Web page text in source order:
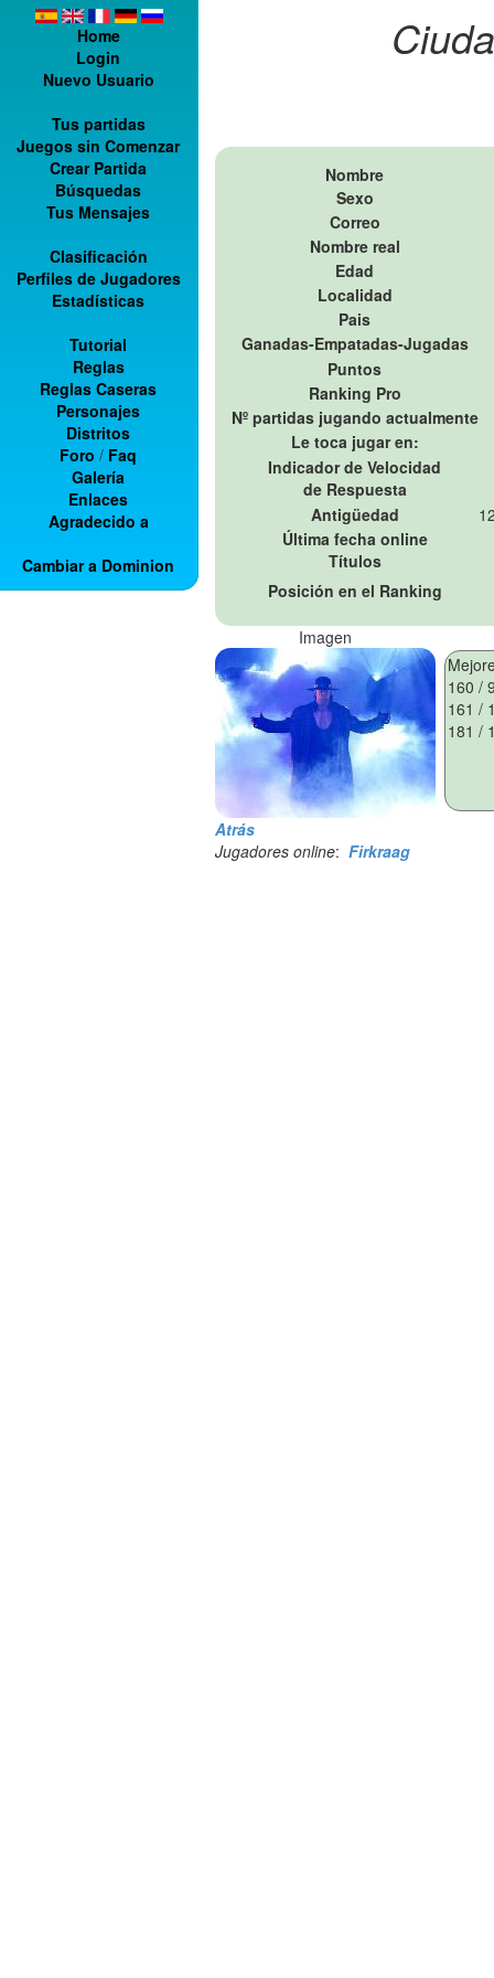
Home
Login
Nuevo Usuario
Tus partidas
Juegos sin Comenzar
Crear Partida
Búsquedas
Tus Mensajes
Clasificación
Perfiles de Jugadores
Estadísticas
Tutorial
Reglas
Reglas Caseras
Personajes
Distritos
Foro / Faq
Galería
Enlaces
Agradecido a
Cambiar a Dominion
Nombre
Sexo
Correo
Nombre real
Edad
Localidad
Pais
Ganadas-Empatadas-Jugadas
Puntos
Ranking Pro
Nº partidas jugando actualmente
Le toca jugar en:
Indicador de Velocidad
de Respuesta
Antigüedad
Última fecha online
Títulos
Posición en el Ranking
Imagen
Atrás
Jugadores online: Firkraag